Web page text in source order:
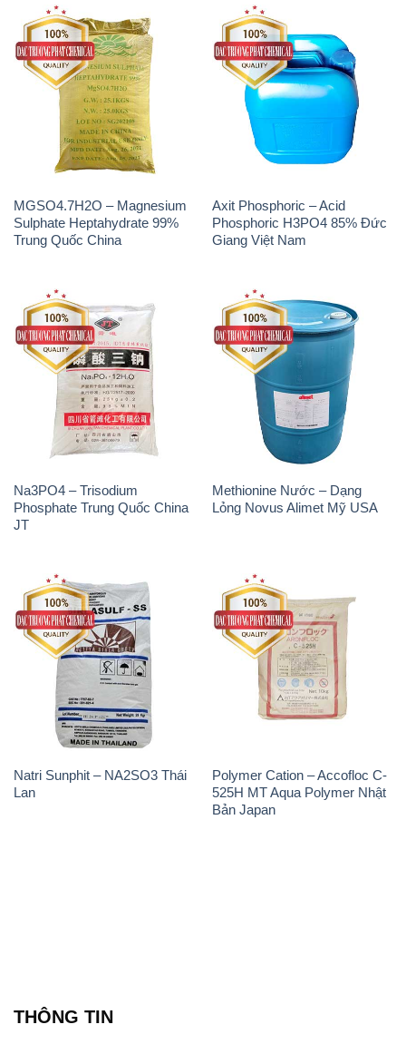
MGSO4.7H2O – Magnesium
Sulphate Heptahydrate 99%
Trung Quốc China
Axit Phosphoric – Acid
Phosphoric H3PO4 85% Đức
Giang Việt Nam
Na3PO4 – Trisodium
Phosphate Trung Quốc China
JT
Methionine Nước – Dạng
Lỏng Novus Alimet Mỹ USA
Natri Sunphit – NA2SO3 Thái
Lan
Polymer Cation – Accofloc C-
525H MT Aqua Polymer Nhật
Bản Japan
THÔNG TIN